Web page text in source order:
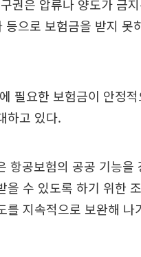
권은 압류나 양도가 금
으로 보험금을 받지 못
필요한 보험금이 안정
하고 있다.
항공보험의 공공 기능을
수 있도록 하기 위한
지속적으로 보완해 나